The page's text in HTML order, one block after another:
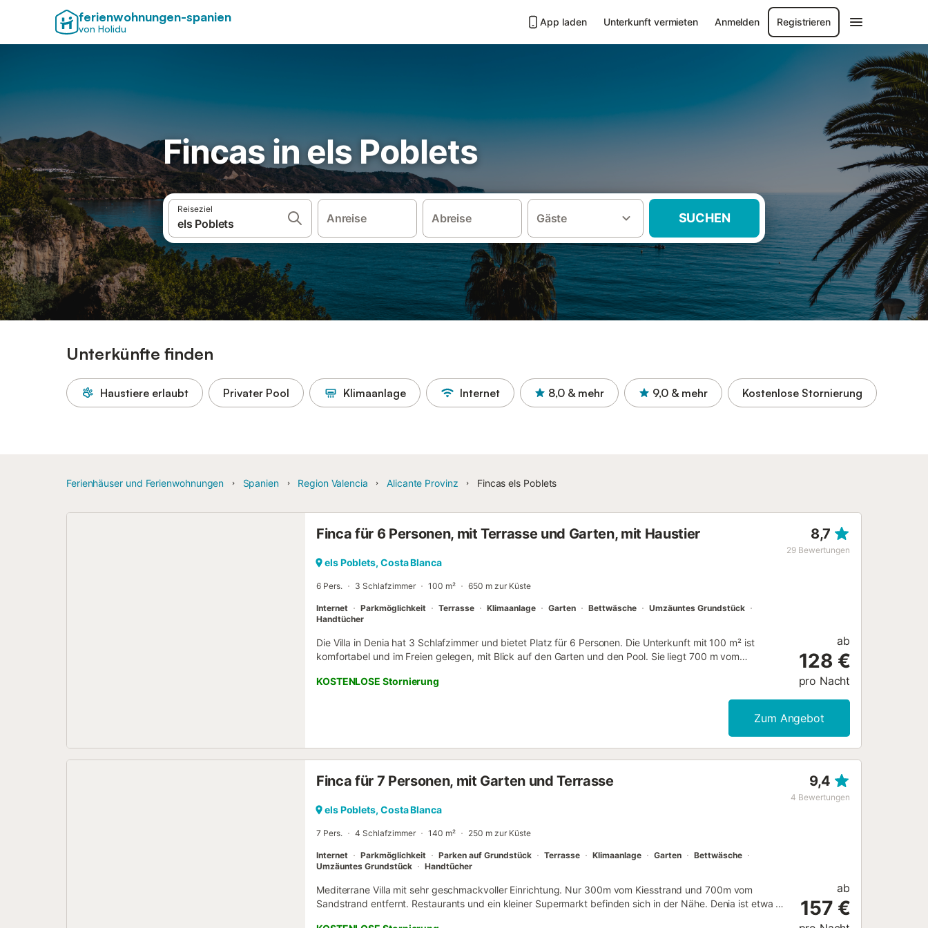
ferienwohnungen-spanien
von Holidu
App laden Unterkunft vermieten Anmelden Registrieren
Fincas in els Poblets
Reiseziel
Anreise Abreise Gäste SUCHEN
Unterkünfte finden
Haustiere erlaubt Privater Pool Klimaanlage Internet 8,0 & mehr 9,0 & mehr Kostenlose Stornierung
Ferienhäuser und Ferienwohnungen Spanien Region Valencia Alicante Provinz Fincas els Poblets
Finca für 6 Personen, mit Terrasse und Garten, mit Haustier 8,7
29 Bewertungen
els Poblets, Costa Blanca
6 Pers. 3 Schlafzimmer 100 m² 650 m zur Küste
Internet Parkmöglichkeit Terrasse Klimaanlage Garten Bettwäsche
Umzäuntes Grundstück
Handtücher
Die Villa in Denia hat 3 Schlafzimmer und bietet Platz für 6 Personen. Die Unterkunft mit 100 m² ist
komfortabel und im Freien gelegen, mit Blick auf den Garten und den Pool. Sie liegt 700 m vom
Golfplatz, 9 km von der Stadt "DENIA", 100 km vom Flughafen entfernt und befindet sich in einer idealen
Gegend für Familien und in Meeresnähe. Sie verfügt über einen Garten, Gartenmöbel, ein eingezäuntes
Grundstück, eine Terrasse, eine Waschmaschine, einen Grill, einen Kamin, ein Bügeleisen, Internetzugang
(WLAN), eine Warmwasser-Wärmepumpe, eine Klimaanlage nur im Wohnzimmer, einen privaten Pool,
kostenlose Parkplätze im selben Gebäude, Fernseher, Sat-TV (Sprachen: Spanisch, Englisch, Deutsch,
Toaster und Entsafter....
KOSTENLOSE Stornierung
ab
128 €
pro Nacht
Zum Angebot
Finca für 7 Personen, mit Garten und Terrasse 9,4
4 Bewertungen
els Poblets, Costa Blanca
7 Pers. 4 Schlafzimmer 140 m² 250 m zur Küste
Internet Parkmöglichkeit Parken auf Grundstück Terrasse Klimaanlage Garten
Bettwäsche
Umzäuntes Grundstück
Handtücher
Mediterrane Villa mit sehr geschmackvoller Einrichtung. Nur 300m vom Kiesstrand und 700m vom
Sandstrand entfernt. Restaurants und ein kleiner Supermarkt befinden sich in der Nähe. Denia ist etwa 8
ab
157 €